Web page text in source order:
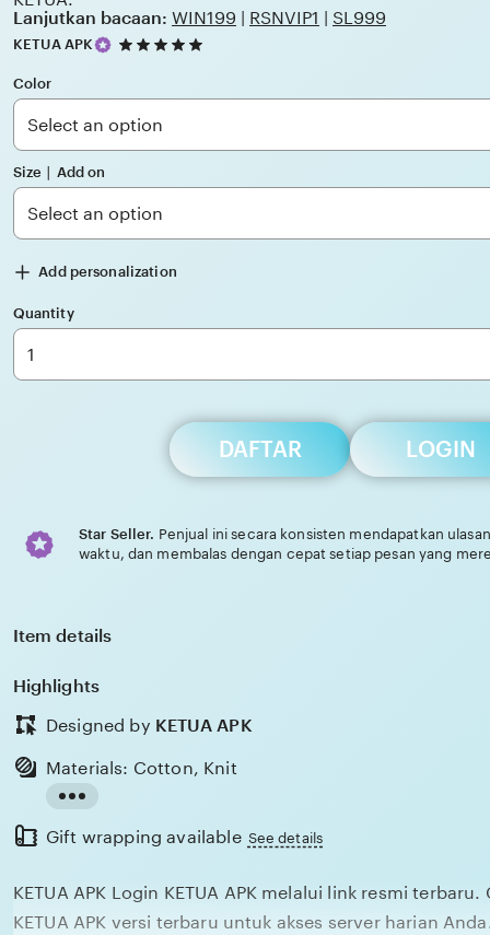
Lanjutkan bacaan: WIN199 RSNVIP1 SL999
KETUA APK
5
5
stars
Color
Size ∣ Add on
Add personalization
Quantity
DAFTAR LOGIN
Star Seller. Penjual ini secara konsisten mendapatkan
waktu, dan membalas dengan cepat setiap pesan yang
Item details
Highlights
Designed by KETUA APK
the
description
Materials: Cotton, Knit
Gift wrapping available See details
KETUA APK Login KETUA APK melalui link resmi
KETUA APK versi terbaru untuk akses server harian